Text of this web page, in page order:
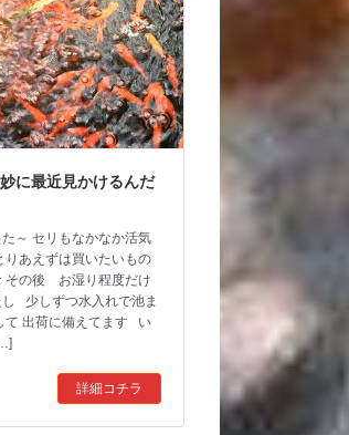
に最近見かけるんだ
～ セリもなかなか活気
りあえずは買いたいもの
その後 お湿り程度だけ
し 少しずつ水入れで池ま
て 出荷に備えてます い
詳細コチラ